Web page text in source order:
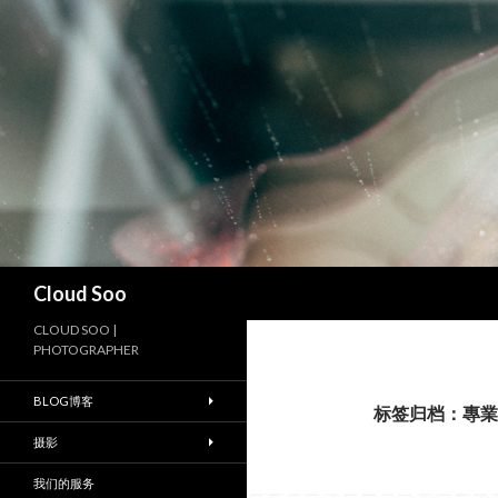
Cloud Soo
标签归档：專
CLOUD SOO |
PHOTOGRAPHER
BLOG博客
摄影
我们的服务